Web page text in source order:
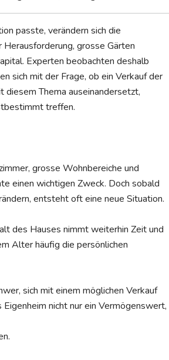
passte, verändern sich die
grosse Gärten
Experten beobachten deshalb
sich mit der Frage, ob ein Verkauf der
Thema auseinandersetzt,
treffen.
grosse Wohnbereiche und
einen wichtigen Zweck. Doch sobald
entsteht oft eine neue Situation.
des Hauses nimmt weiterhin Zeit und
Alter häufig die persönlichen
sich mit einem möglichen Verkauf
nicht nur ein Vermögenswert,